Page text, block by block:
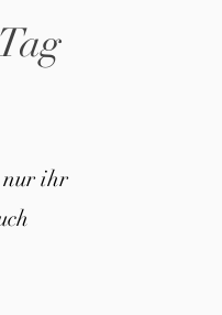
nur ihr